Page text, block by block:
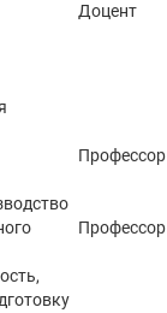
Доцент
Профессор
Профессор